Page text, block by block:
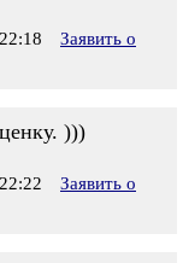
Заявить о
)))
Заявить о